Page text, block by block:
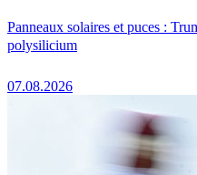
Panneaux solaires et puces :
polysilicium
07.08.2026